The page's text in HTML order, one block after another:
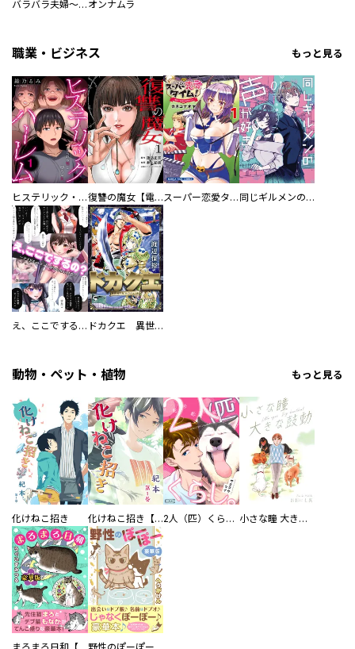
バラバラ夫婦～手足をなくした夫はまだ生きてる オンナムラ
職業・ビジネス もっと見る
ヒステリック・ハーレム～搾られる男と堕ちる女～【電子単行本版】 復讐の魔女【電子単行本版】 スーパー恋愛タイム！～現場でドＳな彼女は自宅でデレる～ 同じギルメンの声が好き
え、ここでするの？ アイドルのファンが知らない日常 ドカクエ 異世界ドカコッククエスト
動物・ペット・植物 もっと見る
化けねこ招き 化けねこ招き【描きおろし付合冊版】 2人（匹）くらし。 小さな瞳 大きな鼓動